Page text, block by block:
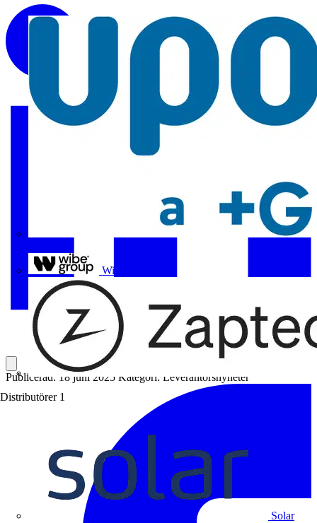
Wibe Group
Distributörer 1
Solar
Publicerad: 18 juni 2025 Kategori: Leverantörsnyheter